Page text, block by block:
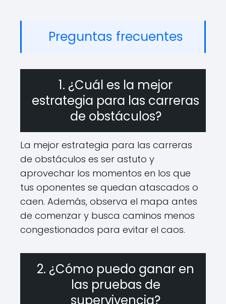
Preguntas frecuentes
1. ¿Cuál es la mejor
estrategia para las carreras
de obstáculos?
La mejor estrategia para las carreras
de obstáculos es ser astuto y
aprovechar los momentos en los que
tus oponentes se quedan atascados o
caen. Además, observa el mapa antes
de comenzar y busca caminos menos
congestionados para evitar el caos.
2. ¿Cómo puedo ganar en
las pruebas de
supervivencia?